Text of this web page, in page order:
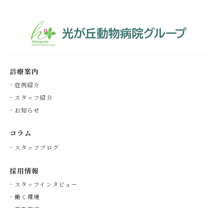
診療案内
症例紹介
スタッフ紹介
お知らせ
コラム
スタッフブログ
採⽤情報
スタッフインタビュー
働く環境